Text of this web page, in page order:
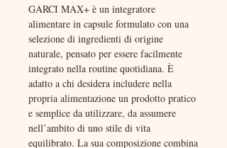
GARCI MAX+ è un integratore
alimentare in capsule formulato con una
selezione di ingredienti di origine
naturale, pensato per essere facilmente
integrato nella routine quotidiana. È
adatto a chi desidera includere nella
propria alimentazione un prodotto pratico
e semplice da utilizzare, da assumere
nell’ambito di uno stile di vita
equilibrato. La sua composizione combina